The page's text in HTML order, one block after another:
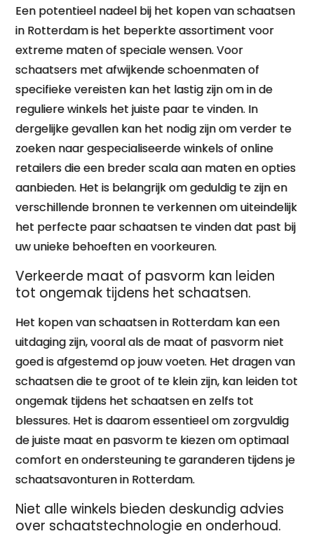
Een potentieel nadeel bij het kopen van schaatsen
in Rotterdam is het beperkte assortiment voor
extreme maten of speciale wensen. Voor
schaatsers met afwijkende schoenmaten of
specifieke vereisten kan het lastig zijn om in de
reguliere winkels het juiste paar te vinden. In
dergelijke gevallen kan het nodig zijn om verder te
zoeken naar gespecialiseerde winkels of online
retailers die een breder scala aan maten en opties
aanbieden. Het is belangrijk om geduldig te zijn en
verschillende bronnen te verkennen om uiteindelijk
het perfecte paar schaatsen te vinden dat past bij
uw unieke behoeften en voorkeuren.
Verkeerde maat of pasvorm kan leiden
tot ongemak tijdens het schaatsen.
Het kopen van schaatsen in Rotterdam kan een
uitdaging zijn, vooral als de maat of pasvorm niet
goed is afgestemd op jouw voeten. Het dragen van
schaatsen die te groot of te klein zijn, kan leiden tot
ongemak tijdens het schaatsen en zelfs tot
blessures. Het is daarom essentieel om zorgvuldig
de juiste maat en pasvorm te kiezen om optimaal
comfort en ondersteuning te garanderen tijdens je
schaatsavonturen in Rotterdam.
Niet alle winkels bieden deskundig advies
over schaatstechnologie en onderhoud.